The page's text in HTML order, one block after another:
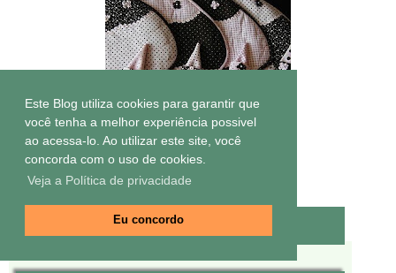
Este Blog utiliza cookies para garantir que
você tenha a melhor experiência possivel
ao acessa-lo. Ao utilizar este site, você
concorda com o uso de cookies.
Veja a Política de privacidade
Eu concordo
Canal no Youtube